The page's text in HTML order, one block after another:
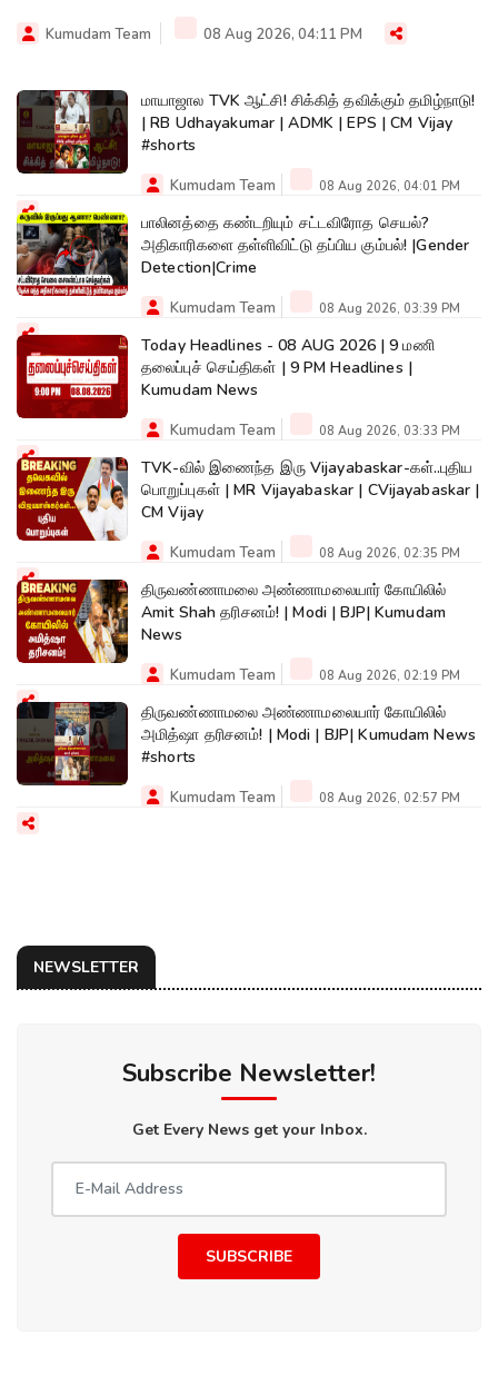
Kumudam Team 08 Aug 2026, 04:11 PM
மாயாஜால TVK ஆட்சி! சிக்கித் தவிக்கும் தமிழ்நாடு!
| RB Udhayakumar | ADMK | EPS | CM Vijay
#shorts
Kumudam Team 08 Aug 2026, 04:01 PM
பாலினத்தை கண்டறியும் சட்டவிரோத செயல்?
அதிகாரிகளை தள்ளிவிட்டு தப்பிய கும்பல்! |Gender
Detection|Crime
Kumudam Team 08 Aug 2026, 03:39 PM
Today Headlines - 08 AUG 2026 | 9 மணி
தலைப்புச் செய்திகள் | 9 PM Headlines |
Kumudam News
Kumudam Team 08 Aug 2026, 03:33 PM
TVK-வில் இணைந்த இரு Vijayabaskar-கள்..புதிய
பொறுப்புகள் | MR Vijayabaskar | CVijayabaskar |
CM Vijay
Kumudam Team 08 Aug 2026, 02:35 PM
திருவண்ணாமலை அண்ணாமலையார் கோயிலில்
Amit Shah தரிசனம்! | Modi | BJP| Kumudam
News
Kumudam Team 08 Aug 2026, 02:19 PM
திருவண்ணாமலை அண்ணாமலையார் கோயிலில்
அமித்ஷா தரிசனம்! | Modi | BJP| Kumudam News
#shorts
Kumudam Team 08 Aug 2026, 02:57 PM
NEWSLETTER
Subscribe Newsletter!
Get Every News get your Inbox.
SUBSCRIBE